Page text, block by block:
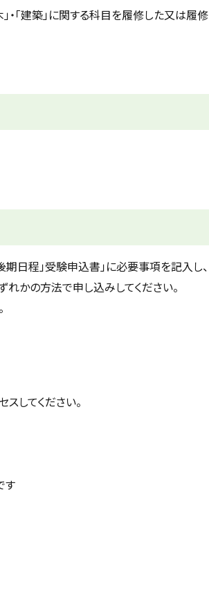
・「建築」に関する科目を履修した又は履修
日程」受験申込書」に必要事項を記入し、
れかの方法で申し込みしてください。
してください。
す